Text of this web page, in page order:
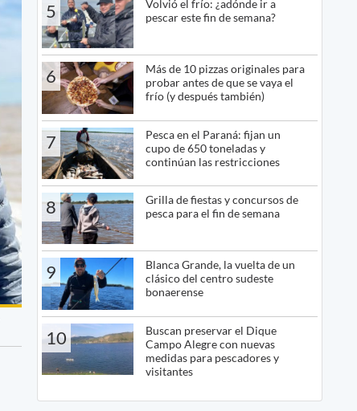
5
Volvió el frío: ¿adónde ir a
pescar este fin de semana?
6
Más de 10 pizzas originales para
probar antes de que se vaya el
frío (y después también)
7
Pesca en el Paraná: fijan un
cupo de 650 toneladas y
continúan las restricciones
8
Grilla de fiestas y concursos de
pesca para el fin de semana
9
Blanca Grande, la vuelta de un
clásico del centro sudeste
bonaerense
10
Buscan preservar el Dique
Campo Alegre con nuevas
medidas para pescadores y
visitantes